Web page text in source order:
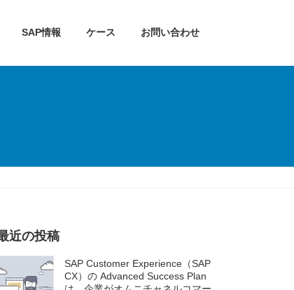
SAP情報 ケース お問い合わせ
近の投稿
SAP Customer Experience（SAP
CX）の Advanced Success Plan